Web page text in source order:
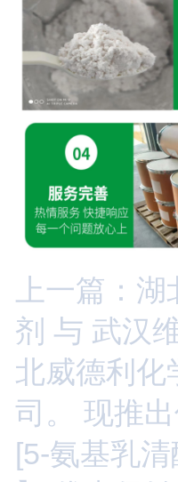
上一篇：
剂 与 武汉
北威德利化
司。 现推
[5-氨基乳